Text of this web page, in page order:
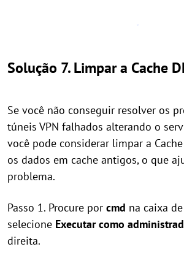
Solução 7. Limpar a Cache
Se você não conseguir resolver os
túneis VPN falhados alterando o
você pode considerar limpar a
os dados em cache antigos, o que
problema.
Passo 1. Procure por cmd na caixa
selecione Executar como
direita.